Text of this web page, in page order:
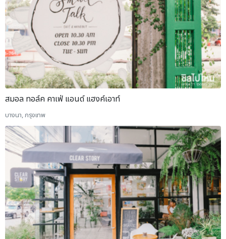
สมอล ทอล์ค คาเฟ่ แอนด์ แฮงค์เอาท์
บางนา, กรุงเทพ